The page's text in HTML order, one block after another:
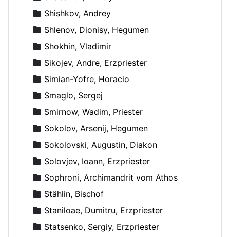
Shishkov, Andrey
Shlenov, Dionisy, Hegumen
Shokhin, Vladimir
Sikojev, Andre, Erzpriester
Simian-Yofre, Horacio
Smaglo, Sergej
Smirnow, Wadim, Priester
Sokolov, Arsenij, Hegumen
Sokolovski, Augustin, Diakon
Solovjev, Ioann, Erzpriester
Sophroni, Archimandrit vom Athos
Stählin, Bischof
Staniloae, Dumitru, Erzpriester
Statsenko, Sergiy, Erzpriester